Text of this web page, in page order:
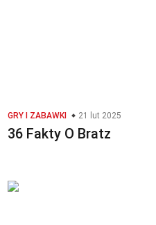
GRY I ZABAWKI 21 lut 2025
36 Fakty O Bratz